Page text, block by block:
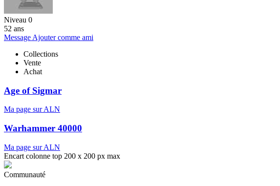
Niveau 0
52 ans
Message Ajouter comme ami
Collections
Vente
Achat
Age of Sigmar
Ma page sur ALN
Warhammer 40000
Ma page sur ALN
Encart colonne top 200 x 200 px max
Communauté